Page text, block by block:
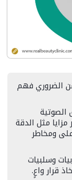
الضروري فهم
الصوتية
مزايا مثل الدقة
ومخاطر
وسلبيات
قرار واعٍ.